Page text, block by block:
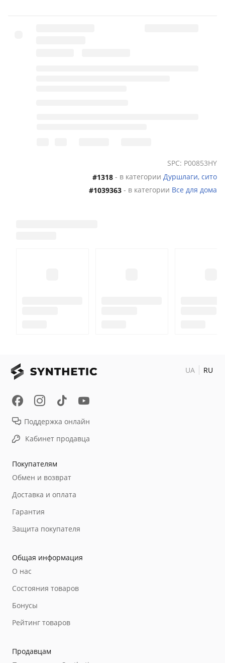
SPC: P00853HY
#1318 - в категории Дуршлаги, сито
#1039363 - в категории Все для дома
Покупателям
Обмен и возврат
Доставка и оплата
Гарантия
Защита покупателя
Общая информация
О нас
Состояния товаров
Бонусы
Рейтинг товаров
Продавцам
Поддержка онлайн
Кабинет продавца
UA RU